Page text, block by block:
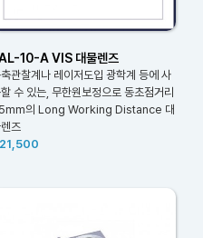
10-A VIS 대물렌즈
관찰계나 레이저도입 광학계 등에 사
수 있는, 무한원보정으로 동초점거리
의 Long Working Distance 대
즈